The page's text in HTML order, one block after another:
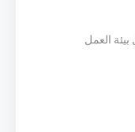
العمل